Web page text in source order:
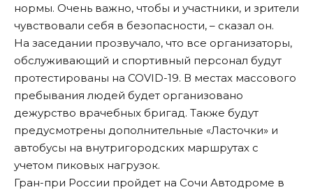
нормы. Очень важно, чтобы и участники, и зрители
чувствовали себя в безопасности, – сказал он.
На заседании прозвучало, что все организаторы,
обслуживающий и спортивный персонал будут
протестированы на COVID-19. В местах массового
пребывания людей будет организовано
дежурство врачебных бригад. Также будут
предусмотрены дополнительные «Ласточки» и
автобусы на внутригородских маршрутах с
учетом пиковых нагрузок.
Гран-при России пройдет на Сочи Автодроме в